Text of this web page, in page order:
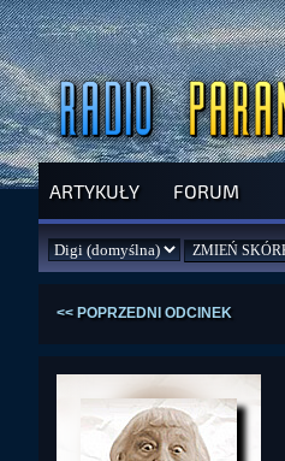
ARTYKUŁY FORUM
<< POPRZEDNI ODCINEK